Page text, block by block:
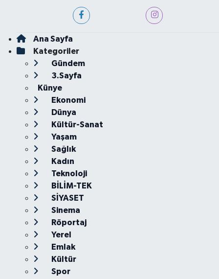
Ana Sayfa
Kategoriler
Gündem
3.Sayfa
Künye
Ekonomi
Dünya
Kültür-Sanat
Yaşam
Sağlık
Kadın
Teknoloji
BİLİM-TEK
SİYASET
Sinema
Röportaj
Yerel
Emlak
Kültür
Spor